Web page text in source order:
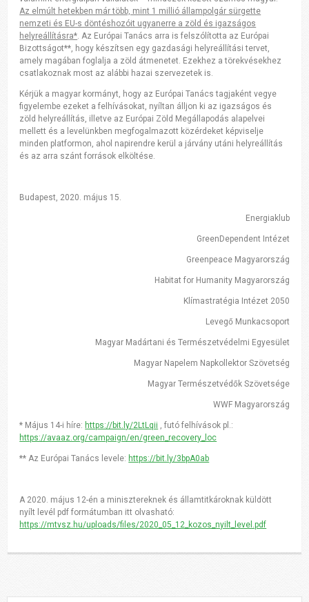
Az elmúlt hetekben már több, mint 1 millió állampolgár sürgette
nemzeti és EU-s döntéshozóit ugyanerre a zöld és igazságos
helyreállításra*. Az Európai Tanács arra is felszólította az Európai
Bizottságot**, hogy készítsen egy gazdasági helyreállítási tervet,
amely magában foglalja a zöld átmenetet. Ezekhez a törekvésekhez
csatlakoznak most az alábbi hazai szervezetek is.
Kérjük a magyar kormányt, hogy az Európai Tanács tagjaként vegye
figyelembe ezeket a felhívásokat, nyíltan álljon ki az igazságos és
zöld helyreállítás, illetve az Európai Zöld Megállapodás alapelvei
mellett és a levelünkben megfogalmazott közérdeket képviselje
minden platformon, ahol napirendre kerül a járvány utáni helyreállítás
és az arra szánt források elköltése.
Budapest, 2020. május 15.
Energiaklub
GreenDependent Intézet
Greenpeace Magyarország
Habitat for Humanity Magyarország
Klímastratégia Intézet 2050
Levegő Munkacsoport
Magyar Madártani és Természetvédelmi Egyesület
Magyar Napelem Napkollektor Szövetség
Magyar Természetvédők Szövetsége
WWF Magyarország
* Május 14-i híre: https://bit.ly/2LtLqii , futó felhívások pl.:
https://avaaz.org/campaign/en/green_recovery_loc
** Az Európai Tanács levele: https://bit.ly/3bpA0ab
A 2020. május 12-én a minisztereknek és államtitkároknak küldött
nyílt levél pdf formátumban itt olvasható:
https://mtvsz.hu/uploads/files/2020_05_12_kozos_nyilt_level.pdf